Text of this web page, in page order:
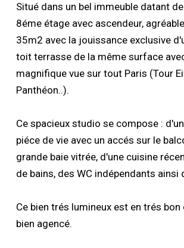
Situé dans un bel immeuble datant
8éme étage avec ascendeur,
35m2 avec la jouissance exclusive
toit terrasse de la même surface
magnifique vue sur tout Paris (Tour
Panthéon..).
Ce spacieux studio se compose :
piéce de vie avec un accés sur le
grande baie vitrée, d'une cuisine
de bains, des WC indépendants ainsi
Ce bien trés lumineux est en trés
bien agencé.